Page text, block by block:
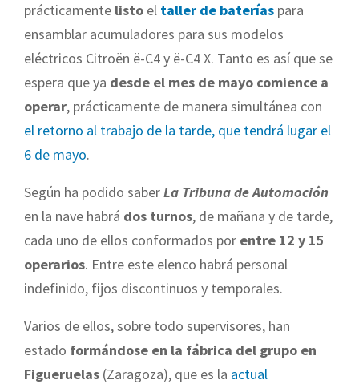
prácticamente listo el taller de baterías para
ensamblar acumuladores para sus modelos
eléctricos Citroën ë-C4 y ë-C4 X. Tanto es así que se
espera que ya desde el mes de mayo comience a
operar, prácticamente de manera simultánea con
el retorno al trabajo de la tarde, que tendrá lugar el
6 de mayo.
Según ha podido saberLa Tribuna de Automoción
en la nave habrá dos turnos, de mañana y de tarde,
cada uno de ellos conformados por entre 12 y 15
operarios. Entre este elenco habrá personal
indefinido, fijos discontinuos y temporales.
Varios de ellos, sobre todo supervisores, han
estado formándose en la fábrica del grupo en
Figueruelas (Zaragoza), que es la actual